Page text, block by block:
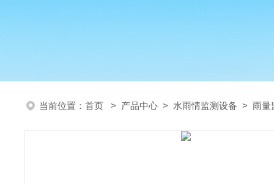
当前位置： 首页 > 产品中心 > 水雨情监测设备 > 雨量